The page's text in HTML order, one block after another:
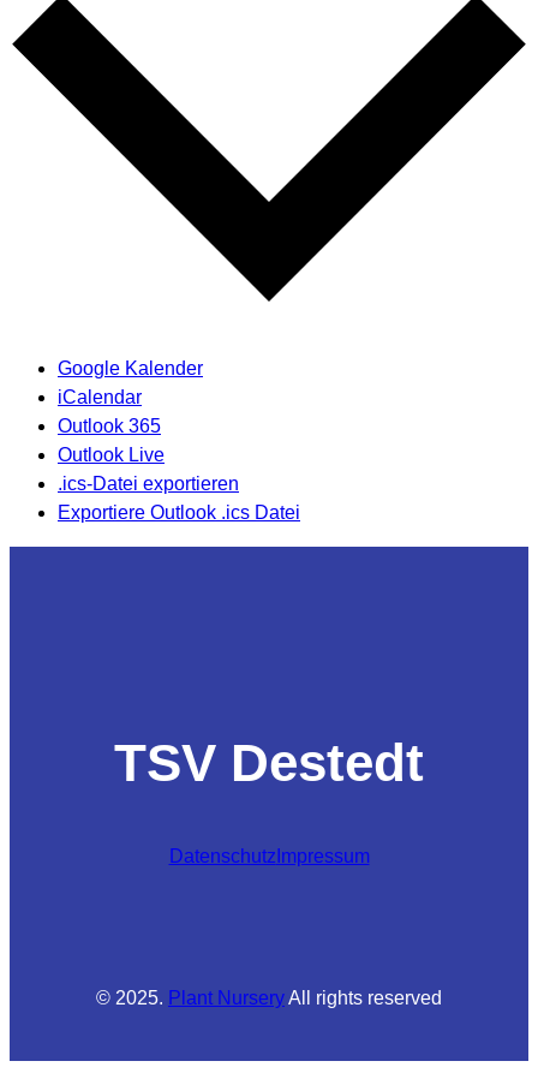
Google Kalender
iCalendar
Outlook 365
Outlook Live
.ics-Datei exportieren
Exportiere Outlook .ics Datei
TSV Destedt
Datenschutz Impressum
© 2025. Plant NurseryAll rights reserved